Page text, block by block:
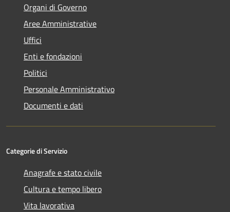
Organi di Governo
Aree Amministrative
Uffici
Enti e fondazioni
Politici
Personale Amministrativo
Documenti e dati
Categorie di Servizio
Anagrafe e stato civile
Cultura e tempo libero
Vita lavorativa